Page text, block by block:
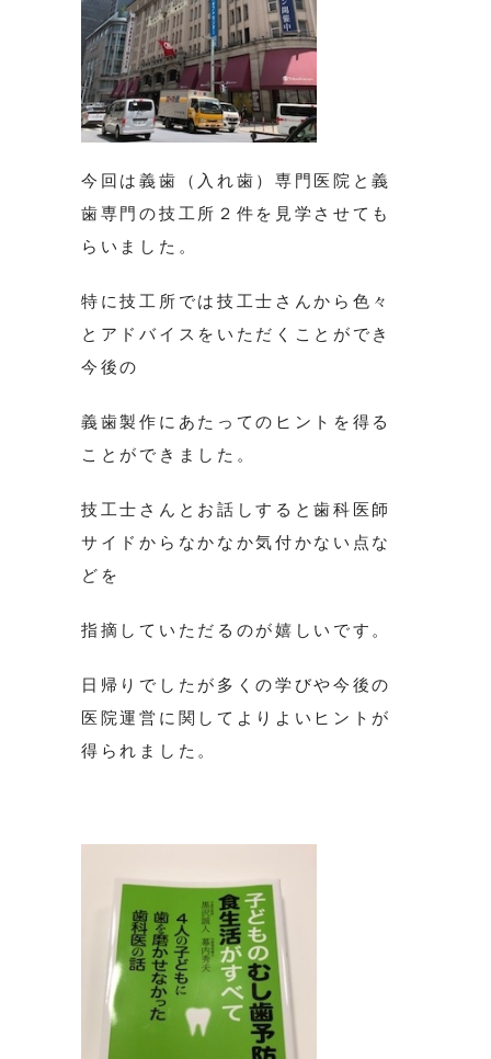
今回は義歯（入れ歯）専門医院と義
歯専門の技工所２件を見学させても
らいました。
特に技工所では技工士さんから色々
とアドバイスをいただくことができ
今後の
義歯製作にあたってのヒントを得る
ことができました。
技工士さんとお話しすると歯科医師
サイドからなかなか気付かない点な
どを
指摘していただるのが嬉しいです。
日帰りでしたが多くの学びや今後の
医院運営に関してよりよいヒントが
得られました。